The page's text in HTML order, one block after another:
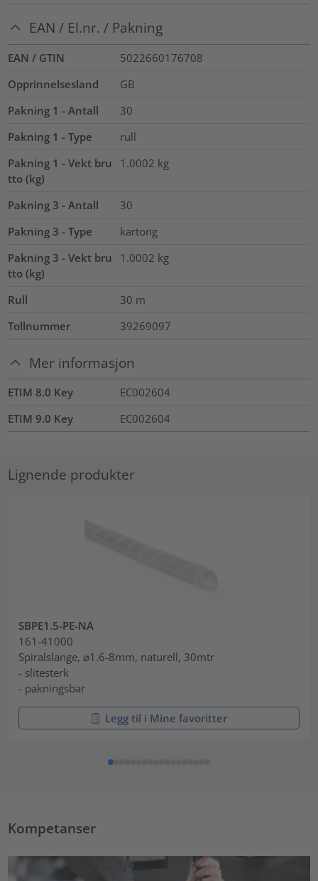
EAN / El.nr. / Pakning
EAN / GTIN
5022660176708
Opprinnelsesland
GB
Pakning 1 - Antall
30
Pakning 1 - Type
rull
Pakning 1 - Vekt bru
tto (kg)
1.0002 kg
Pakning 3 - Antall
30
Pakning 3 - Type
kartong
Pakning 3 - Vekt bru
tto (kg)
1.0002 kg
Rull 30 m
Tollnummer
39269097
Mer informasjon
ETIM 8.0 Key
EC002604
ETIM 9.0 Key
EC002604
Lignende produkter
SBPE1.5-PE-NA
161-41000
Spiralslange, ⌀1.6-8mm, naturell, 30mtr
- slitesterk
- pakningsbar
Legg til i Mine favoritter
Kompetanser